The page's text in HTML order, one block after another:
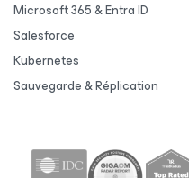
Microsoft 365 & Entra ID
Salesforce
Kubernetes
Sauvegarde & Réplication